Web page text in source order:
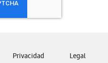
Privacidad Legal